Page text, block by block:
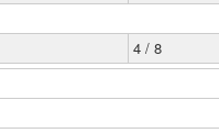
4 / 8